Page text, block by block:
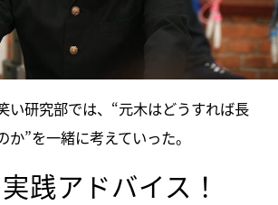
い研究部では、“元木はどうすれば長
か”を一緒に考えていった。
践アドバイス！